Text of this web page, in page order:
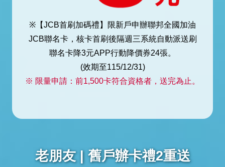
※【JCB首刷加碼禮】限新戶申辦聯邦全國加油
JCB聯名卡，核卡首刷後隔週三系統自動派送刷
聯名卡降3元APP行動降價券24張。
(效期至115/12/31)
※ 限量申請：前1,500卡符合資格者，送完為止。
老朋友 | 舊戶辦卡禮2重送